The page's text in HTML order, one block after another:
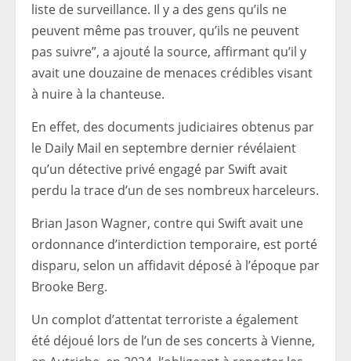
liste de surveillance. Il y a des gens qu’ils ne
peuvent même pas trouver, qu’ils ne peuvent
pas suivre”, a ajouté la source, affirmant qu’il y
avait une douzaine de menaces crédibles visant
à nuire à la chanteuse.
En effet, des documents judiciaires obtenus par
le Daily Mail en septembre dernier révélaient
qu’un détective privé engagé par Swift avait
perdu la trace d’un de ses nombreux harceleurs.
Brian Jason Wagner, contre qui Swift avait une
ordonnance d’interdiction temporaire, est porté
disparu, selon un affidavit déposé à l’époque par
Brooke Berg.
Un complot d’attentat terroriste a également
été déjoué lors de l’un de ses concerts à Vienne,